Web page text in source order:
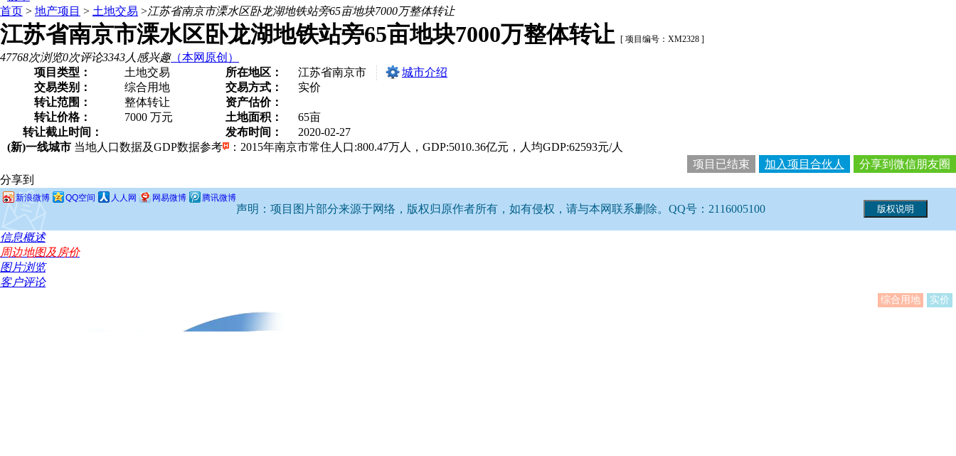
首页 > 地产项目 > 土地交易 >江苏省南京市溧水区卧龙湖地铁站旁65亩地块7000万整体转让
江苏省南京市溧水区卧龙湖地铁站旁65亩地块7000万整体转让 [ 项目编号：XM2328 ]
47768次浏览0次评论3343人感兴趣（本网原创）
项目类型：
土地交易 所在地区： 江苏省南京市
城市介绍
交易类别：
综合用地 交易方式：
实价
转让范围：
整体转让
资产估价：
转让价格：
7000 万元 土地面积：
65亩
转让截止时间：
发布时间：
2020-02-27
(新)一线城市 当地人口数据及GDP数据参考
：2015年南京市常住人口:800.47万人，GDP:5010.36亿元，人均GDP:62593元/人
分享到微信朋友圈
加入项目合伙人
项目已结束
分享到
新浪微博 QQ空间 人人网 网易微博 腾讯微博
声明：项目图片部分来源于网络，版权归原作者所有，如有侵权，请与本网联系删除。QQ号：2116005100
信息概述
周边地图及房价
图片浏览
客户评论
综合用地 实价